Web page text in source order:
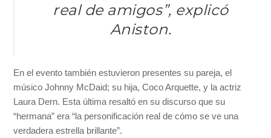
real de amigos”, explicó
Aniston.
En el evento también estuvieron presentes su pareja, el
músico Johnny McDaid; su hija, Coco Arquette, y la actriz
Laura Dern. Esta última resaltó en su discurso que su
“hermana” era “la personificación real de cómo se ve una
verdadera estrella brillante”.